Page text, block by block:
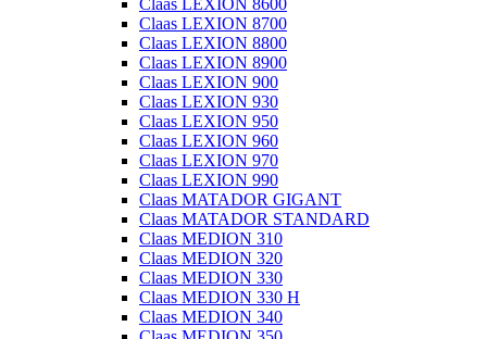
Claas LEXION 8600
Claas LEXION 8700
Claas LEXION 8800
Claas LEXION 8900
Claas LEXION 900
Claas LEXION 930
Claas LEXION 950
Claas LEXION 960
Claas LEXION 970
Claas LEXION 990
Claas MATADOR GIGANT
Claas MATADOR STANDARD
Claas MEDION 310
Claas MEDION 320
Claas MEDION 330
Claas MEDION 330 H
Claas MEDION 340